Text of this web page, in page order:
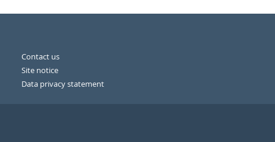
Contact us
Site notice
Data privacy statement